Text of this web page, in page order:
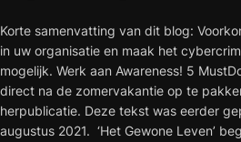
Korte samenvatting van dit blog:
in uw organisatie en maak het
mogelijk. Werk aan Awareness! 5
direct na de zomervakantie op te
herpublicatie. Deze tekst was eerder
augustus 2021. ‘Het Gewone Leven’